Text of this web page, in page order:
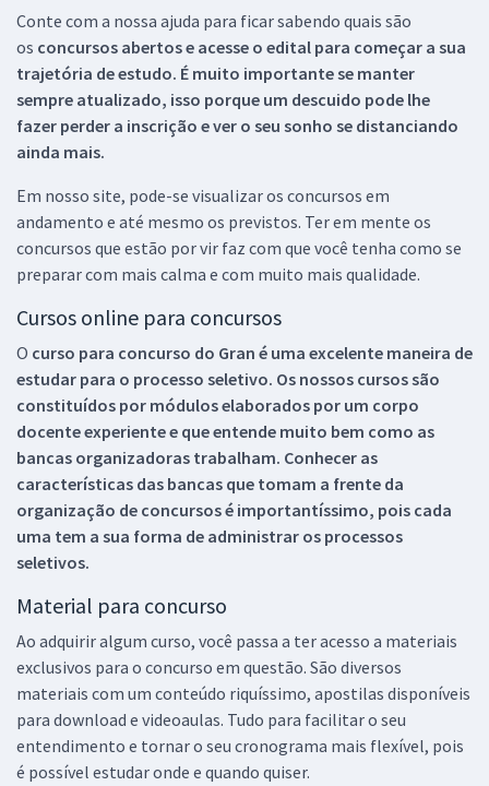
Conte com a nossa ajuda para ficar sabendo quais são
os concursos abertos e acesse o edital para começar a sua
trajetória de estudo. É muito importante se manter
sempre atualizado, isso porque um descuido pode lhe
fazer perder a inscrição e ver o seu sonho se distanciando
ainda mais.
Em nosso site, pode-se visualizar os concursos em
andamento e até mesmo os previstos. Ter em mente os
concursos que estão por vir faz com que você tenha como se
preparar com mais calma e com muito mais qualidade.
Cursos online para concursos
O curso para concurso do Gran é uma excelente maneira de
estudar para o processo seletivo. Os nossos cursos são
constituídos por módulos elaborados por um corpo
docente experiente e que entende muito bem como as
bancas organizadoras trabalham. Conhecer as
características das bancas que tomam a frente da
organização de concursos é importantíssimo, pois cada
uma tem a sua forma de administrar os processos
seletivos.
Material para concurso
Ao adquirir algum curso, você passa a ter acesso a materiais
exclusivos para o concurso em questão. São diversos
materiais com um conteúdo riquíssimo, apostilas disponíveis
para download e videoaulas. Tudo para facilitar o seu
entendimento e tornar o seu cronograma mais flexível, pois
é possível estudar onde e quando quiser.